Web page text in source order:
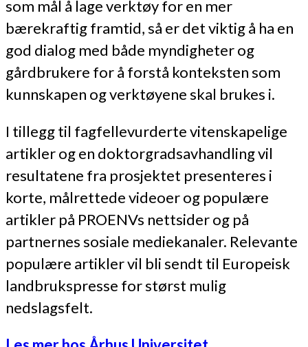
som mål å lage verktøy for en mer
bærekraftig framtid, så er det viktig å ha en
god dialog med både myndigheter og
gårdbrukere for å forstå konteksten som
kunnskapen og verktøyene skal brukes i.
I tillegg til fagfellevurderte vitenskapelige
artikler og en doktorgradsavhandling vil
resultatene fra prosjektet presenteres i
korte, målrettede videoer og populære
artikler på PROENVs nettsider og på
partnernes sosiale mediekanaler. Relevante
populære artikler vil bli sendt til Europeisk
landbrukspresse for størst mulig
nedslagsfelt.